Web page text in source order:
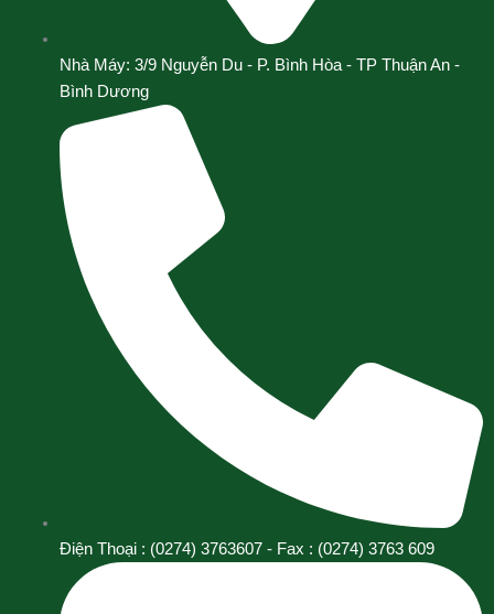
Nhà Máy: 3/9 Nguyễn Du - P. Bình Hòa - TP Thuận An -
Bình Dương
Điện Thoại : (0274) 3763607 - Fax : (0274) 3763 609